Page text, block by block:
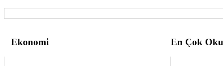
Ekonomi En Çok